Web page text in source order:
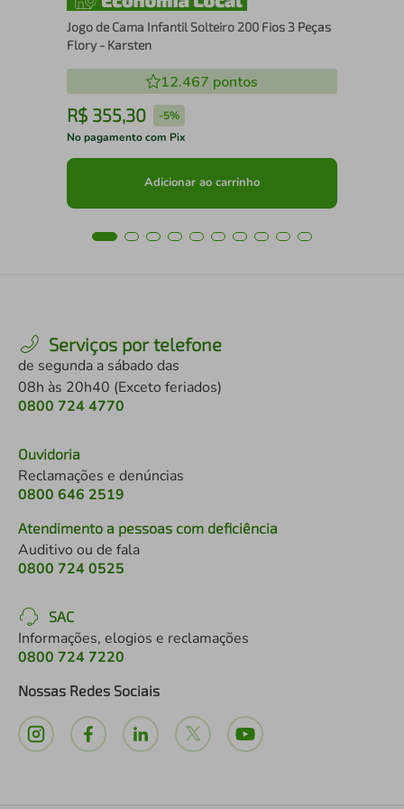
Jogo de Cama Infantil Solteiro 200 Fios 3 Peças
Flory - Karsten
12.467 pontos
R$ 355,30 -5%
No pagamento com Pix
Adicionar ao carrinho
Serviços por telefone
de segunda a sábado das
08h às 20h40 (Exceto feriados)
0800 724 4770
Ouvidoria
Reclamações e denúncias
0800 646 2519
Atendimento a pessoas com deficiência
Auditivo ou de fala
0800 724 0525
SAC
Informações, elogios e reclamações
0800 724 7220
Nossas Redes Sociais